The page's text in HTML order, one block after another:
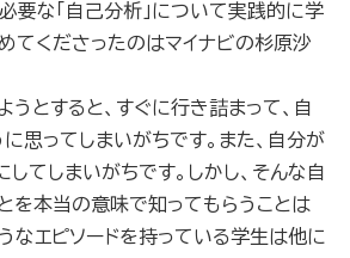
必要な「自己分析」について実践的に学
てくださったのはマイナビの杉原沙
うとすると、すぐに行き詰まって、自
思ってしまいがちです。また、自分が
してしまいがちです。しかし、そんな自
を本当の意味で知ってもらうことは
なエピソードを持っている学生は他に